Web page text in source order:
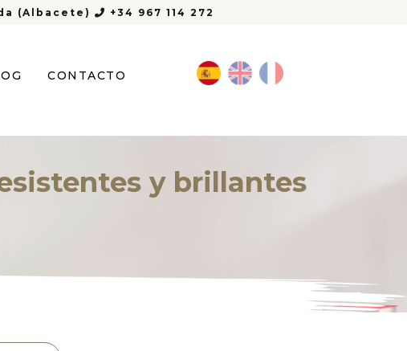
(Albacete) +34 967 114 272
CONTACTO
y brillantes